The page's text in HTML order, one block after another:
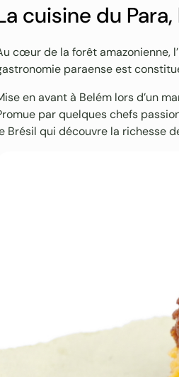
cuisine du
cœur de la forêt amazonienne,
paraense est
en avant à Belém lors d’un
par quelques chefs
Brésil qui découvre la richesse